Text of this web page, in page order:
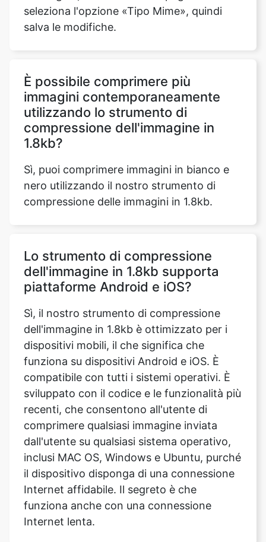
È possibile comprimere più
compressione dell'immagine in
1.8kb?
Sì, puoi comprimere immagini in bianco e
nero utilizzando il nostro strumento di
Lo strumento di compressione
Sì, il nostro strumento di compressione
dell'immagine in 1.8kb è ottimizzato per i
funziona su dispositivi Android e iOS. È
compatibile con tutti i sistemi operativi. È
sviluppato con il codice e le funzionalità più
recenti, che consentono all'utente di
comprimere qualsiasi immagine inviata
dall'utente su qualsiasi sistema operativo,
inclusi MAC OS, Windows e Ubuntu, purché
il dispositivo disponga di una connessione
Internet affidabile. Il segreto è che
funziona anche con una connessione
Internet lenta.
Posso comprimere un'immagine in